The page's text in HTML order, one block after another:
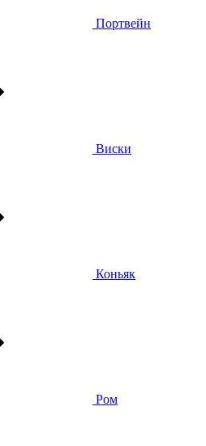
Портвейн
Виски
Коньяк
Ром